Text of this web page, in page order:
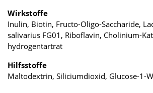
Wirkstoffe
Inulin, Biotin, Fructo-Oligo-Saccharide,
salivarius FG01, Riboflavin, Cholinium-
hydrogentartrat
Hilfsstoffe
Maltodextrin, Siliciumdioxid, Glucose-1-